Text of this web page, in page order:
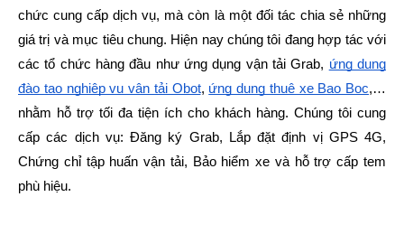
chức cung cấp dịch vụ, mà còn là một đối tác chia sẻ những
giá trị và mục tiêu chung. Hiện nay chúng tôi đang hợp tác với
các tổ chức hàng đầu như ứng dụng vận tải Grab, ứng dụng
đào tạo nghiệp vụ vận tải Obot, ứng dụng thuê xe Bao Bọc,…
nhằm hỗ trợ tối đa tiện ích cho khách hàng. Chúng tôi cung
cấp các dịch vụ: Đăng ký Grab, Lắp đặt định vị GPS 4G,
Chứng chỉ tập huấn vận tải, Bảo hiểm xe và hỗ trợ cấp tem
phù hiệu.